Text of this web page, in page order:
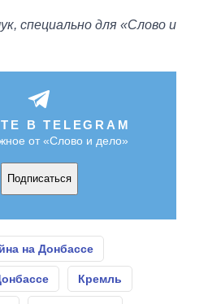
специально для «Слово и
В TELEGRAM
от «Слово и дело»
Подписаться
на Донбассе
Кремль